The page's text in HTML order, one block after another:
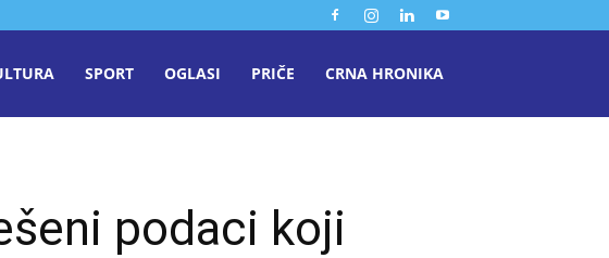
SPORT OGLASI PRIČE CRNA HRONIKA
podaci koji